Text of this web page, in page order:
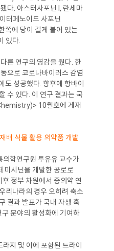
다. 아스터사포닌 I, 란세마
터페노이드 사포닌
에 당이 길게 붙어 있는
있다.
른 연구의 영감을 줬다. 한
으로 코로나바이러스 감염
도 성공했다. 향후에 항바이
수 있다. 이 연구 결과는 국
10월호에 게재
배 식물 활용 의약품 개발
의학연구원 투유유 교수가
미시닌을 개발한 공로로
정부 차원에서 중의약 연
리나라의 경우 오히려 축소
결과 발표가 국내 자생 혹
분야의 활성화에 기여하
라지 및 이에 포함된 트라이